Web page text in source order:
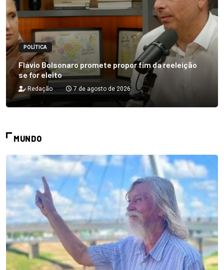
POLÍTICA
Flávio Bolsonaro promete propor fim da reeleição
se for eleito
Redação 7 de agosto de 2026
MUNDO